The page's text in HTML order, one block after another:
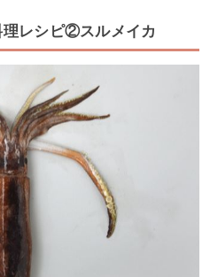
レシピ②スルメイカ